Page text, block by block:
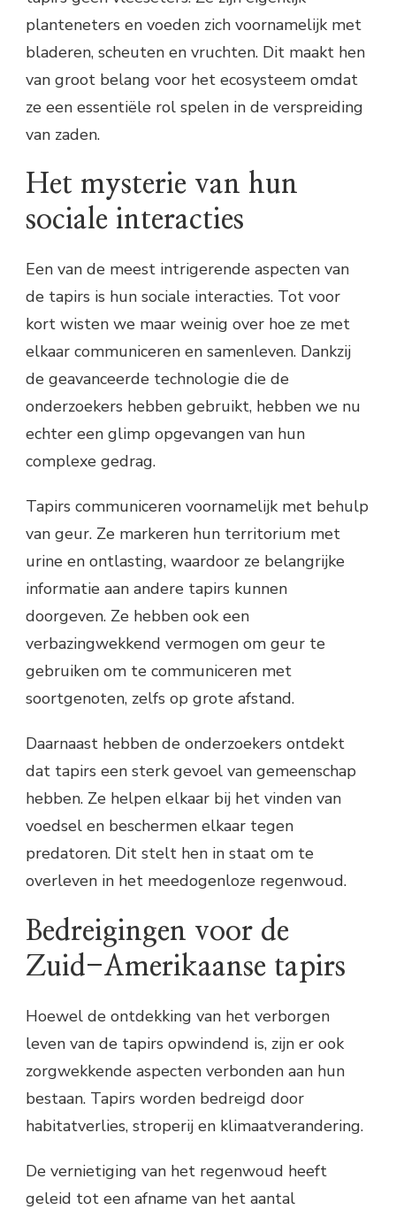
planteneters en voeden zich voornamelijk met
bladeren, scheuten en vruchten. Dit maakt hen
van groot belang voor het ecosysteem omdat
ze een essentiële rol spelen in de verspreiding
van zaden.
Het mysterie van hun
sociale interacties
Een van de meest intrigerende aspecten van
de tapirs is hun sociale interacties. Tot voor
kort wisten we maar weinig over hoe ze met
elkaar communiceren en samenleven. Dankzij
de geavanceerde technologie die de
onderzoekers hebben gebruikt, hebben we nu
echter een glimp opgevangen van hun
complexe gedrag.
Tapirs communiceren voornamelijk met behulp
van geur. Ze markeren hun territorium met
urine en ontlasting, waardoor ze belangrijke
informatie aan andere tapirs kunnen
doorgeven. Ze hebben ook een
verbazingwekkend vermogen om geur te
gebruiken om te communiceren met
soortgenoten, zelfs op grote afstand.
Daarnaast hebben de onderzoekers ontdekt
dat tapirs een sterk gevoel van gemeenschap
hebben. Ze helpen elkaar bij het vinden van
voedsel en beschermen elkaar tegen
predatoren. Dit stelt hen in staat om te
overleven in het meedogenloze regenwoud.
Bedreigingen voor de
Zuid-Amerikaanse tapirs
Hoewel de ontdekking van het verborgen
leven van de tapirs opwindend is, zijn er ook
zorgwekkende aspecten verbonden aan hun
bestaan. Tapirs worden bedreigd door
habitatverlies, stroperij en klimaatverandering.
De vernietiging van het regenwoud heeft
geleid tot een afname van het aantal